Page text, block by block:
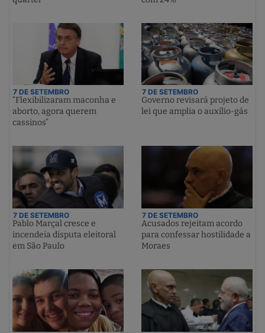
7 DE SETEMBRO
“Flexibilizaram maconha e
aborto, agora querem
cassinos”
7 DE SETEMBRO
Governo revisará projeto de
lei que amplia o auxílio-gás
7 DE SETEMBRO
Pablo Marçal cresce e
incendeia disputa eleitoral
em São Paulo
7 DE SETEMBRO
Acusados rejeitam acordo
para confessar hostilidade a
Moraes